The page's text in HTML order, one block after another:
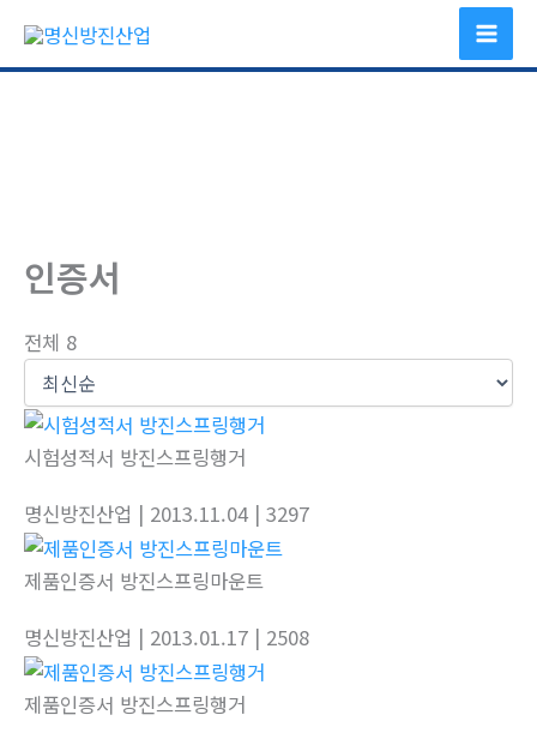
츠
인증서
전체 8
시험성적서 방진스프링행거
명신방진산업 | 2013.11.04 | 3297
제품인증서 방진스프링마운트
명신방진산업 | 2013.01.17 | 2508
제품인증서 방진스프링행거